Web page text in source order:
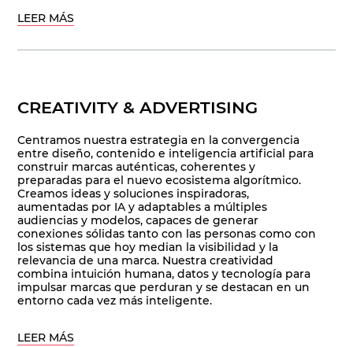
LEER MÁS
CREATIVITY & ADVERTISING
Centramos nuestra estrategia en la convergencia
entre diseño, contenido e inteligencia artificial para
construir marcas auténticas, coherentes y
preparadas para el nuevo ecosistema algorítmico.
Creamos ideas y soluciones inspiradoras,
aumentadas por IA y adaptables a múltiples
audiencias y modelos, capaces de generar
conexiones sólidas tanto con las personas como con
los sistemas que hoy median la visibilidad y la
relevancia de una marca. Nuestra creatividad
combina intuición humana, datos y tecnología para
impulsar marcas que perduran y se destacan en un
entorno cada vez más inteligente.
LEER MÁS